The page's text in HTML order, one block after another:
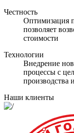
Честность
Оптимизация
позволяет
стоимости
Технологии
Внедрение
процессы с
производства
Наши клиенты